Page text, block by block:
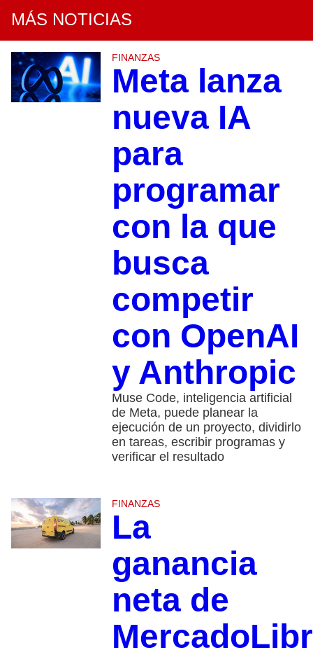
MÁS NOTICIAS
FINANZAS
Meta lanza
nueva IA
para
programar
con la que
busca
competir
con OpenAI
y Anthropic
Muse Code, inteligencia artificial
de Meta, puede planear la
ejecución de un proyecto, dividirlo
en tareas, escribir programas y
verificar el resultado
FINANZAS
La
ganancia
neta de